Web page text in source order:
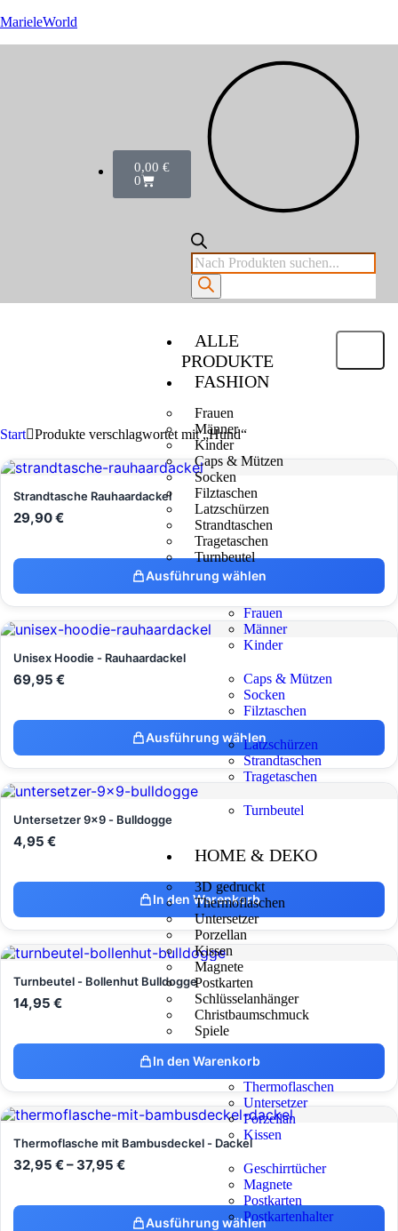
MarieleWorld
0,00 €
0
ALLE
PRODUKTE
FASHION
Frauen
Männer
Kinder
Caps & Mützen
Socken
Filztaschen
Latzschürzen
Strandtaschen
Tragetaschen
Turnbeutel
Frauen
Männer
Kinder
Caps & Mützen
Socken
Filztaschen
Latzschürzen
Strandtaschen
Tragetaschen
Turnbeutel
HOME & DEKO
3D gedruckt
Thermoflaschen
Untersetzer
Porzellan
Kissen
Magnete
Postkarten
Schlüsselanhänger
Christbaumschmuck
Spiele
Thermoflaschen
Untersetzer
Porzellan
Kissen
Geschirrtücher
Magnete
Postkarten
Postkartenhalter
Start Produkte verschlagwortet mit „Hund“
Strandtasche Rauhaardackel
29,90€
Ausführung wählen
Unisex Hoodie - Rauhaardackel
69,95 €
Ausführung wählen
Untersetzer 9x9 - Bulldogge
4,95 €
In den Warenkorb
Turnbeutel - Bollenhut Bulldogge
14,95 €
In den Warenkorb
Thermoflasche mit Bambusdeckel - Dackel
32,95 €– 37,95 €
Ausführung wählen